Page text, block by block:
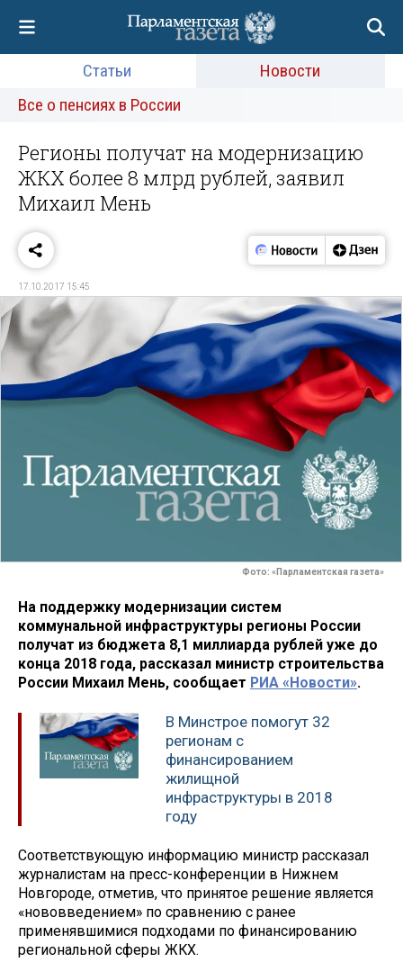
Статьи
Новости
Все о пенсиях в России
Регионы получат на модернизацию
ЖКХ более 8 млрд рублей, заявил
Михаил Мень
17.10.2017 15:45
Фото: «Парламентская газета»
На поддержку модернизации систем
коммунальной инфраструктуры регионы России
получат из бюджета 8,1 миллиарда рублей уже до
конца 2018 года, рассказал министр строительства
России Михаил Мень, сообщает РИА «Новости».
В Минстрое помогут 32
регионам с
финансированием
жилищной
инфраструктуры в 2018
году
Соответствующую информацию министр рассказал
журналистам на пресс-конференции в Нижнем
Новгороде, отметив, что принятое решение является
«нововведением» по сравнению с ранее
применявшимися подходами по финансированию
региональной сферы ЖКХ.